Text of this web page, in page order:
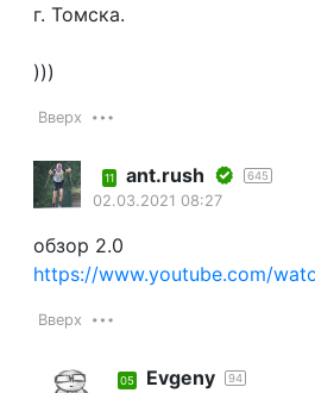
г. Томска.
)))
Вверх
11 ant.rush 645
02.03.2021 08:27
обзор 2.0
https://www.youtube.com/
Вверх
05 Evgeny 94